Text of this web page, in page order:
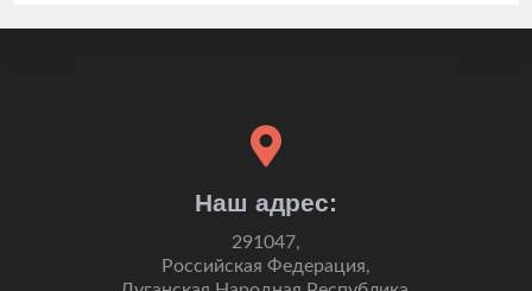
Наш адрес:
291047,
Российская Федерация,